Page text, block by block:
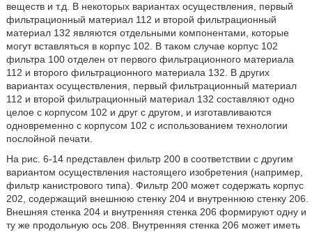
веществ и т.д. В некоторых вариантах осуществления, первый
фильтрационный материал 112 и второй фильтрационный
материал 132 являются отдельными компонентами, которые
могут вставляться в корпус 102. В таком случае корпус 102
фильтра 100 отделен от первого фильтрационного материала
112 и второго фильтрационного материала 132. В других
вариантах осуществления, первый фильтрационный материал
112 и второй фильтрационный материал 132 составляют одно
целое с корпусом 102 и друг с другом, и изготавливаются
одновременно с корпусом 102 с использованием технологии
послойной печати.
На рис. 6-14 представлен фильтр 200 в соответствии с другим
вариантом осуществления настоящего изобретения (например,
фильтр канистрового типа). Фильтр 200 может содержать корпус
202, содержащий внешнюю стенку 204 и внутреннюю стенку 206.
Внешняя стенка 204 и внутренняя стенка 206 формируют одну и
ту же продольную ось 208. Внутренняя стенка 206 может иметь